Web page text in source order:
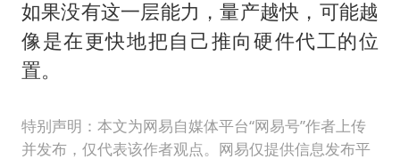
如果没有这一层能力，量产越快，可能越
像是在更快地把自己推向硬件代工的位
置。
特别声明：本文为网易自媒体平台“网易号”作者上传
并发布，仅代表该作者观点。网易仅提供信息发布平